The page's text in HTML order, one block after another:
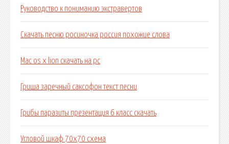
Руководство к пониманию экстравертов
Скачать песню росиночка россия похожие слова
Mac os x lion скачать на pc
Гриша заречный саксофон текст песни
Грибы паразиты презентация 6 класс скачать
Угловой шкаф 70х70 схема